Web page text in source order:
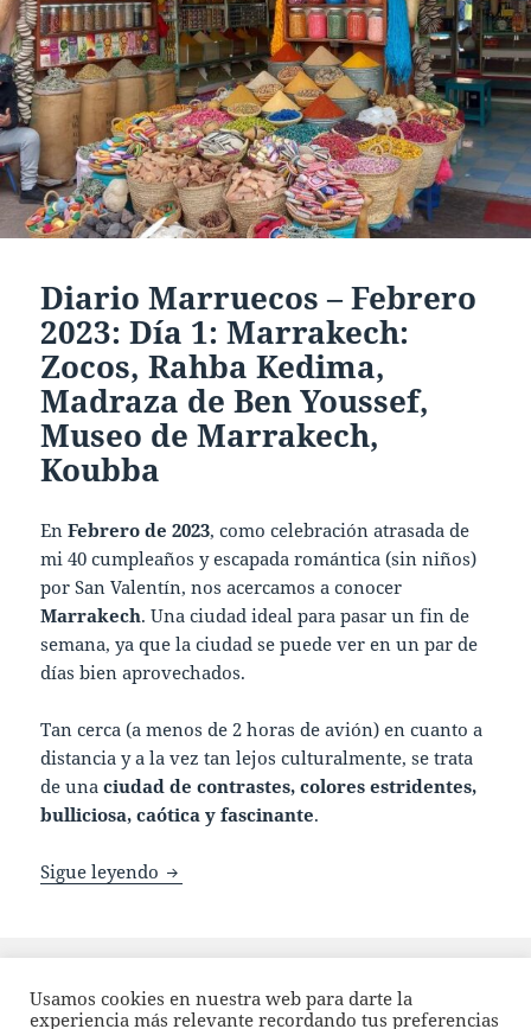
Diario Marruecos – Febrero
2023: Día 1: Marrakech:
Zocos, Rahba Kedima,
Madraza de Ben Youssef,
Museo de Marrakech,
Koubba
EnFebrero de 2023, como celebración atrasada de
mi 40 cumpleaños y escapada romántica (sin niños)
por San Valentín, nos acercamos a conocer
Marrakech. Una ciudad ideal para pasar un fin de
semana, ya que la ciudad se puede ver en un par de
días bien aprovechados.
Tan cerca (a menos de 2 horas de avión) en cuanto a
distancia y a la vez tan lejos culturalmente, se trata
de unaciudad de contrastes, colores estridentes,
bulliciosa, caótica y fascinante.
Sigue leyendo Diario Marruecos – Febrero 2023: Día 1:
Marruecos
Deja un comentario en Diario Marruecos – Febrero
Usamos cookies en nuestra web para darte la
experiencia más relevante recordando tus preferencias